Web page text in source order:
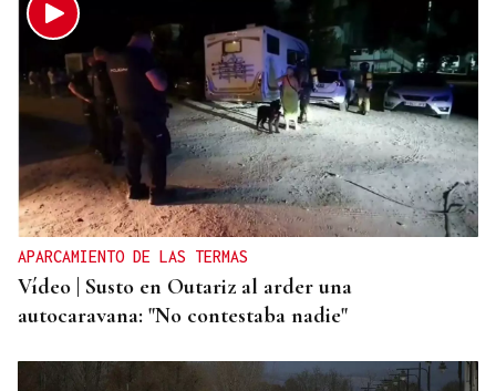
APARCAMIENTO DE LAS TERMAS
Vídeo | Susto en Outariz al arder una
autocaravana: "No contestaba nadie"